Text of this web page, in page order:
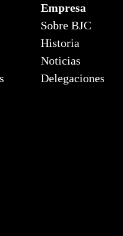
Empresa
Sobre BJC
Historia
Noticias
Delegaciones